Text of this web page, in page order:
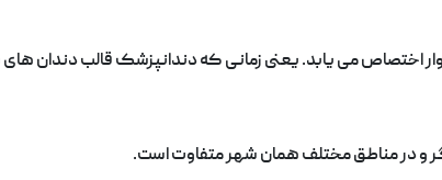
اختصاص می یابد. یعنی زمانی که دندانپزشک قالب دندان های
و در مناطق مختلف همان شهر متفاوت است.